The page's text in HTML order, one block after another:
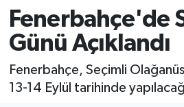
Fenerbahçe'de
Günü Açıklandı
Fenerbahçe, Seçimli
13-14 Eylül tarihinde
SAĞLIK
SPOR
TEKNOLOJİ
Tüm Manşetler
Son Dakika Haberleri
Haber Arşivi